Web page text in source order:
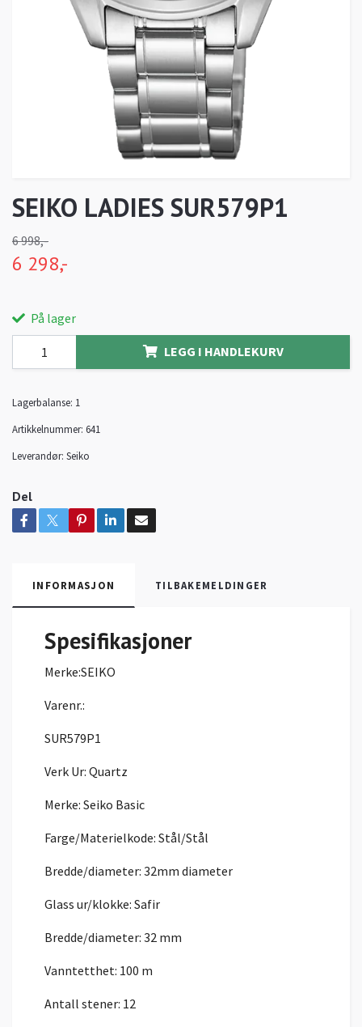
SEIKO LADIES SUR579P1
6 998,-
6 298,-
På lager
LEGG I HANDLEKURV
Lagerbalanse: 1
Artikkelnummer: 641
Leverandør: Seiko
Del
INFORMASJON TILBAKEMELDINGER
Spesifikasjoner
Merke:SEIKO
Varenr.:
SUR579P1
Verk Ur: Quartz
Merke: Seiko Basic
Farge/Materielkode: Stål/Stål
Bredde/diameter: 32mm diameter
Glass ur/klokke: Safir
Bredde/diameter: 32 mm
Vanntetthet: 100 m
Antall stener: 12